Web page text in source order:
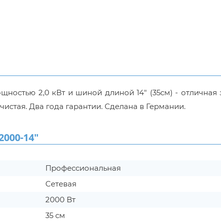
2,0 кВт и шиной длиной 14" (35см) - отличная
Два года гарантии. Сделана в Германии.
14"
Профессиональная
Сетевая
2000 Вт
35 см